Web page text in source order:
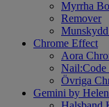
Myrrha
Remover
Chrome Effect
Aora
Nail:Code
Övriga
Gemini by